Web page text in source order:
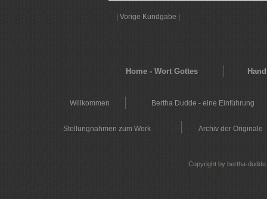
Vorige Kundgabe
Home - Wort Gottes
Willkommen Bertha Dudde - eine Einführung
Stellungnahmen zum Werk Archiv der Originale
Copyright by bertha-